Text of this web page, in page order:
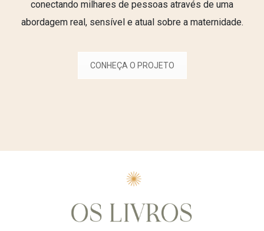
conectando milhares de pessoas através de uma
abordagem real, sensível e atual sobre a maternidade.
CONHEÇA O PROJETO